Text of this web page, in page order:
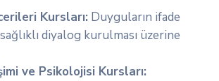
Kursları: Duyguların ifade
diyalog kurulması üzerine
ve Psikolojisi Kursları: